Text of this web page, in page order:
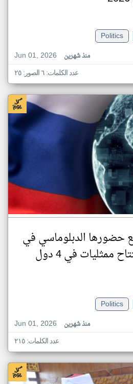
Politics
Jun 01, 2026
منذ شهرين
عدد الكلمات: ٦ الصور: ٢٥
حضورها الدبلوماسي في
إفريقيا بافتتاح ممثليات في 4 دول
Politics
Jun 01, 2026
منذ شهرين
عدد الكلمات: ٢١٥